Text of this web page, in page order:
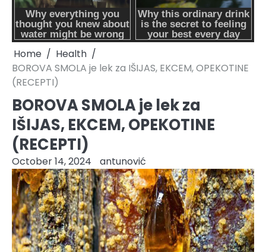
Home
Health
BOROVA SMOLA je lek za IŠIJAS, EKCEM, OPEKOTINE
(RECEPTI)
BOROVA SMOLA je lek za
IŠIJAS, EKCEM, OPEKOTINE
(RECEPTI)
October 14, 2024 antunović